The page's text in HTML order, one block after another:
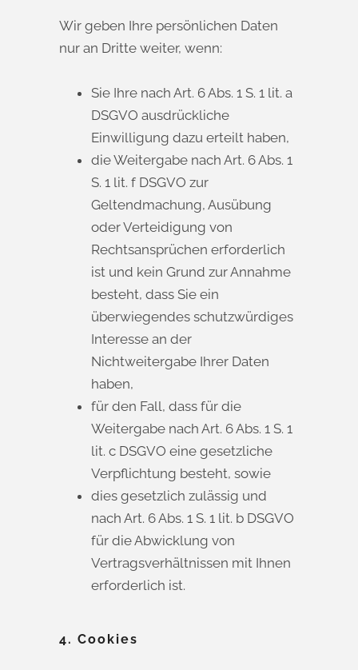
Wir geben Ihre persönlichen Daten
nur an Dritte weiter, wenn:
Sie Ihre nach Art. 6 Abs. 1 S. 1 lit. a
DSGVO ausdrückliche
Einwilligung dazu erteilt haben,
die Weitergabe nach Art. 6 Abs. 1
S. 1 lit. f DSGVO zur
Geltendmachung, Ausübung
oder Verteidigung von
Rechtsansprüchen erforderlich
ist und kein Grund zur Annahme
besteht, dass Sie ein
überwiegendes schutzwürdiges
Interesse an der
Nichtweitergabe Ihrer Daten
haben,
für den Fall, dass für die
Weitergabe nach Art. 6 Abs. 1 S. 1
lit. c DSGVO eine gesetzliche
Verpflichtung besteht, sowie
dies gesetzlich zulässig und
nach Art. 6 Abs. 1 S. 1 lit. b DSGVO
für die Abwicklung von
Vertragsverhältnissen mit Ihnen
erforderlich ist.
4. Cookies